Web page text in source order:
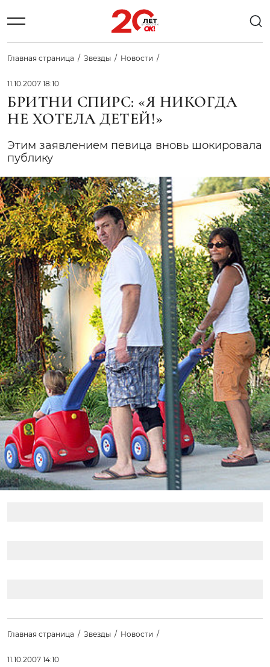
Главная страница Звезды Новости
11.10.2007 18:10
БРИТНИ СПИРС: «Я НИКОГДА
НЕ ХОТЕЛА ДЕТЕЙ!»
Этим заявлением певица вновь шокировала
публику
Главная страница Звезды Новости
11.10.2007 14:10